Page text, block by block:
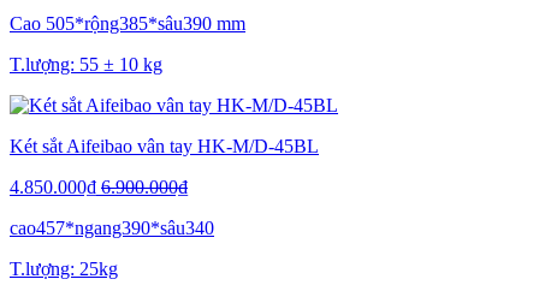
Cao 505*rộng385*sâu390 mm
T.lượng: 55 ± 10 kg
Két sắt Aifeibao vân tay HK-M/D-45BL
4.850.000₫ 6.900.000₫
cao457*ngang390*sâu340
T.lượng: 25kg